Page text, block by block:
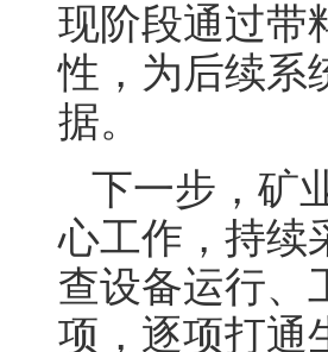
现阶段通过带
性，为后续系
据。
下一步，矿
心工作，持续
查设备运行、
项，逐项打通